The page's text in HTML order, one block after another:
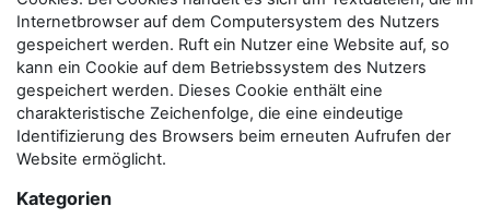
Internetbrowser auf dem Computersystem des Nutzers
gespeichert werden. Ruft ein Nutzer eine Website auf, so
kann ein Cookie auf dem Betriebssystem des Nutzers
gespeichert werden. Dieses Cookie enthält eine
charakteristische Zeichenfolge, die eine eindeutige
Identifizierung des Browsers beim erneuten Aufrufen der
Website ermöglicht.
Kategorien